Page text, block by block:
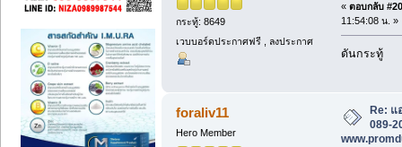
กระทู้: 8649
เวบบอร์ดประกาศฟรี , ลงประกาศ
« ตอบกลับ
11:54:08 น. »
ดันกระทู้
foraliv11
Hero Member
Re:
089-